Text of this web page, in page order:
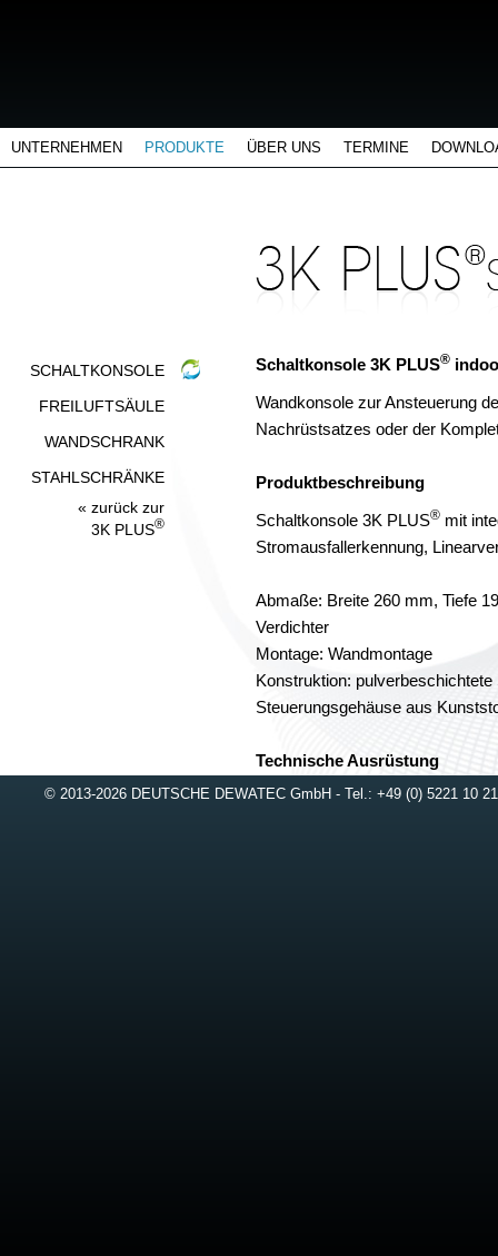
UNTERNEHMEN PRODUKTE ÜBER UNS TERMINE
SCHALTKONSOLE
FREILUFTSÄULE
WANDSCHRANK
STAHLSCHRÄNKE
« zurück zur
3K PLUS®
Schaltkonsole 3K PLUS®
Wandkonsole zur Ansteuerung
Nachrüstsatzes oder der
Produktbeschreibung
Schaltkonsole 3K PLUS® mit
Stromausfallerkennung,
Abmaße: Breite 260 mm, Tiefe
Verdichter
Montage: Wandmontage
Konstruktion:
Steuerungsgehäuse aus
Technische Ausrüstung
Verdichter: Membranverdichter
© 2013-2026 DEUTSCHE DEWATEC GmbH - Tel.: +49 (0) 5221